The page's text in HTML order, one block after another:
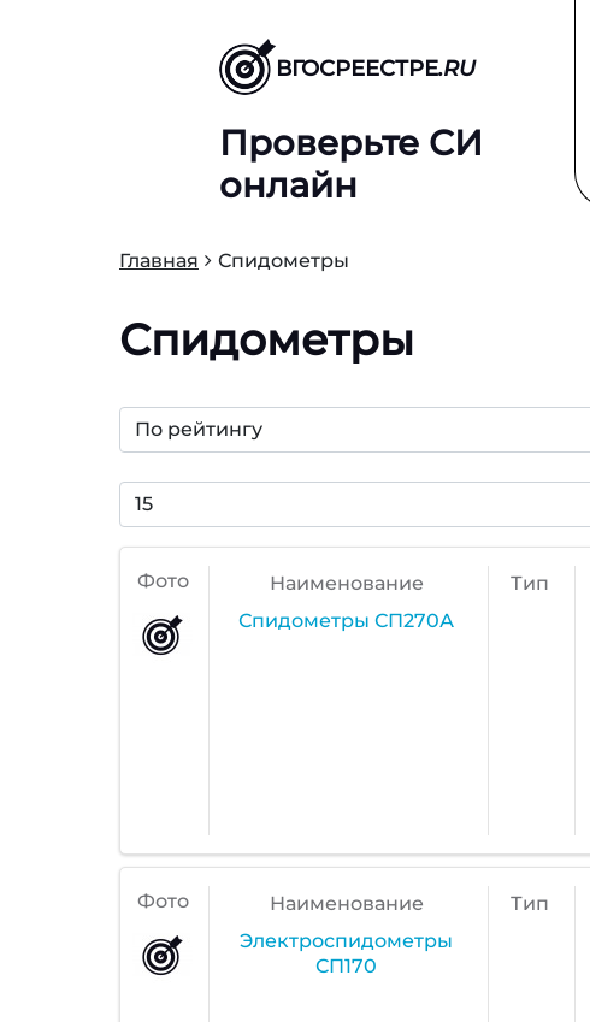
ВГОСРЕЕСТРЕ.RU
Проверьте СИ
онлайн
Главная Спидометры
Спидометры
Фото
Наименование
Спидометры СП270А
Тип
Фото
Наименование
Электроспидометры
СП170
Тип